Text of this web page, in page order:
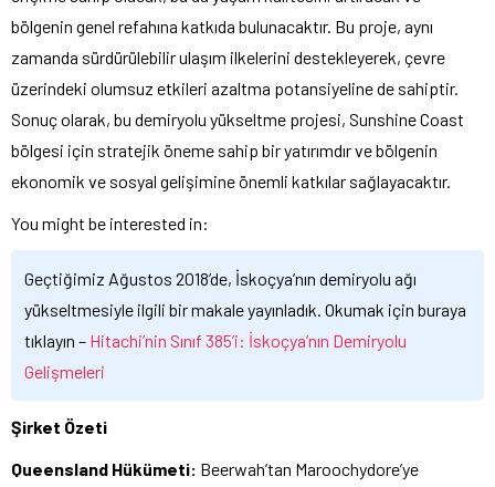
bölgenin genel refahına katkıda bulunacaktır. Bu proje, aynı
zamanda sürdürülebilir ulaşım ilkelerini destekleyerek, çevre
üzerindeki olumsuz etkileri azaltma potansiyeline de sahiptir.
Sonuç olarak, bu demiryolu yükseltme projesi, Sunshine Coast
bölgesi için stratejik öneme sahip bir yatırımdır ve bölgenin
ekonomik ve sosyal gelişimine önemli katkılar sağlayacaktır.
You might be interested in:
Geçtiğimiz Ağustos 2018’de, İskoçya’nın demiryolu ağı
yükseltmesiyle ilgili bir makale yayınladık. Okumak için buraya
tıklayın – Hitachi’nin Sınıf 385’i: İskoçya’nın Demiryolu
Gelişmeleri
Şirket Özeti
Queensland Hükümeti: Beerwah’tan Maroochydore’ye